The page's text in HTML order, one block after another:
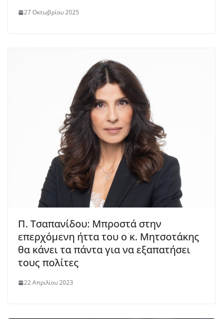
27 Οκτωβρίου 2025
Π. Τσαπανίδου: Μπροστά στην
επερχόμενη ήττα του ο κ. Μητσοτάκης
θα κάνει τα πάντα για να εξαπατήσει
τους πολίτες
22 Απριλίου 2023